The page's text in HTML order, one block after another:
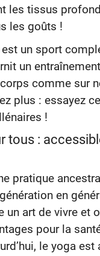
les tissus
les goûts !
est un sport
un
comme sur
plus : essayez
!
tous :
pratique
en
un art de vivre et
pour la
le yoga